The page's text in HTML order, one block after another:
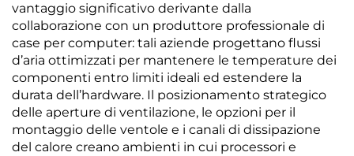
vantaggio significativo derivante dalla
collaborazione con un produttore professionale di
case per computer: tali aziende progettano flussi
d’aria ottimizzati per mantenere le temperature dei
componenti entro limiti ideali ed estendere la
durata dell’hardware. Il posizionamento strategico
delle aperture di ventilazione, le opzioni per il
montaggio delle ventole e i canali di dissipazione
del calore creano ambienti in cui processori e